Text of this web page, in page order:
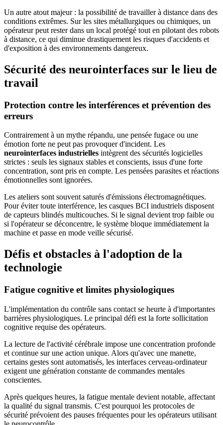
Un autre atout majeur : la possibilité de travailler à distance dans des
conditions extrêmes. Sur les sites métallurgiques ou chimiques, un
opérateur peut rester dans un local protégé tout en pilotant des robots
à distance, ce qui diminue drastiquement les risques d'accidents et
d'exposition à des environnements dangereux.
Sécurité des neurointerfaces sur le lieu de
travail
Protection contre les interférences et prévention des
erreurs
Contrairement à un mythe répandu, une pensée fugace ou une
émotion forte ne peut pas provoquer d'incident. Les
neurointerfaces industrielles intègrent des sécurités logicielles
strictes : seuls les signaux stables et conscients, issus d'une forte
concentration, sont pris en compte. Les pensées parasites et réactions
émotionnelles sont ignorées.
Les ateliers sont souvent saturés d'émissions électromagnétiques.
Pour éviter toute interférence, les casques BCI industriels disposent
de capteurs blindés multicouches. Si le signal devient trop faible ou
si l'opérateur se déconcentre, le système bloque immédiatement la
machine et passe en mode veille sécurisé.
Défis et obstacles à l'adoption de la
technologie
Fatigue cognitive et limites physiologiques
L'implémentation du contrôle sans contact se heurte à d'importantes
barrières physiologiques. Le principal défi est la forte sollicitation
cognitive requise des opérateurs.
La lecture de l'activité cérébrale impose une concentration profonde
et continue sur une action unique. Alors qu'avec une manette,
certains gestes sont automatisés, les interfaces cerveau-ordinateur
exigent une génération constante de commandes mentales
conscientes.
Après quelques heures, la fatigue mentale devient notable, affectant
la qualité du signal transmis. C'est pourquoi les protocoles de
sécurité prévoient des pauses fréquentes pour les opérateurs utilisant